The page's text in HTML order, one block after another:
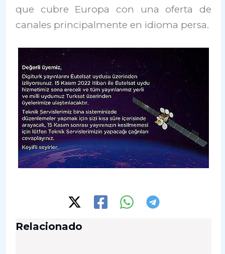
que cubre Europa con una oferta de
canales principalmente en idioma persa.
Relacionado